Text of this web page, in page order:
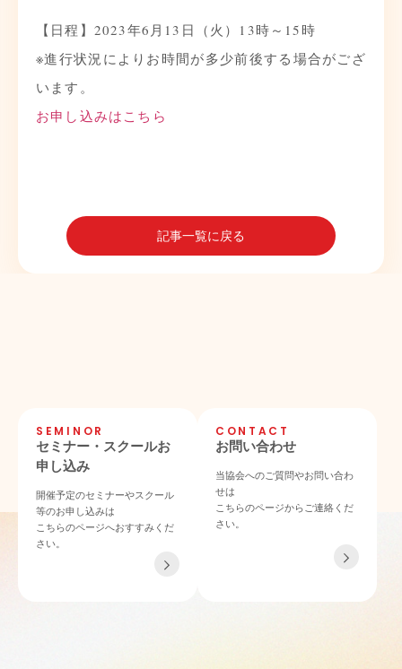
【日程】2023年6月13日（火）13時～15時
※進行状況によりお時間が多少前後する場合がござ
います。
お申し込みはこちら
記事一覧に戻る
SEMINOR
セミナー・スクールお
申し込み
開催予定のセミナーやスクール
等のお申し込みは
こちらのページへおすすみくだ
さい。
CONTACT
お問い合わせ
当協会へのご質問やお問い合わ
せは
こちらのページからご連絡くだ
さい。
〒532-0011 大阪府大阪市淀川区西中島4-3-21 NLCセントラルビル901